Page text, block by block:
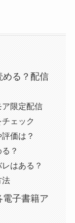
める？配信
限定配信
ェック
価は？
？
はある？
法
電子書籍ア